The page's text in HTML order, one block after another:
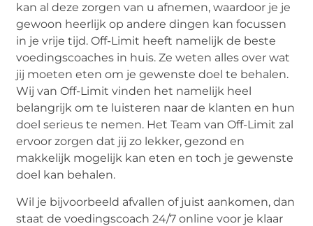
kan al deze zorgen van u afnemen, waardoor je je
gewoon heerlijk op andere dingen kan focussen
in je vrije tijd. Off-Limit heeft namelijk de beste
voedingscoaches in huis. Ze weten alles over wat
jij moeten eten om je gewenste doel te behalen.
Wij van Off-Limit vinden het namelijk heel
belangrijk om te luisteren naar de klanten en hun
doel serieus te nemen. Het Team van Off-Limit zal
ervoor zorgen dat jij zo lekker, gezond en
makkelijk mogelijk kan eten en toch je gewenste
doel kan behalen.
Wil je bijvoorbeeld afvallen of juist aankomen, dan
staat de voedingscoach 24/7 online voor je klaar